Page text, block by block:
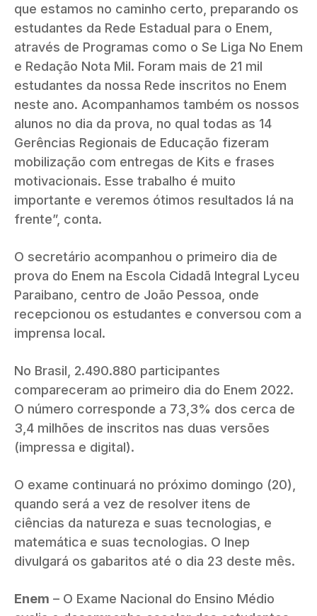
que estamos no caminho certo, preparando os
estudantes da Rede Estadual para o Enem,
através de Programas como o Se Liga No Enem
e Redação Nota Mil. Foram mais de 21 mil
estudantes da nossa Rede inscritos no Enem
neste ano. Acompanhamos também os nossos
alunos no dia da prova, no qual todas as 14
Gerências Regionais de Educação fizeram
mobilização com entregas de Kits e frases
motivacionais. Esse trabalho é muito
importante e veremos ótimos resultados lá na
frente”, conta.
O secretário acompanhou o primeiro dia de
prova do Enem na Escola Cidadã Integral Lyceu
Paraibano, centro de João Pessoa, onde
recepcionou os estudantes e conversou com a
imprensa local.
No Brasil, 2.490.880 participantes
compareceram ao primeiro dia do Enem 2022.
O número corresponde a 73,3% dos cerca de
3,4 milhões de inscritos nas duas versões
(impressa e digital).
O exame continuará no próximo domingo (20),
quando será a vez de resolver itens de
ciências da natureza e suas tecnologias, e
matemática e suas tecnologias. O Inep
divulgará os gabaritos até o dia 23 deste mês.
Enem – O Exame Nacional do Ensino Médio